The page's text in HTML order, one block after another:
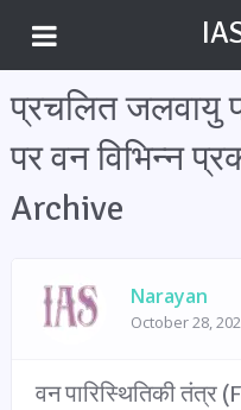
प्रचलित जलवायु
पर वन विभिन्न
Archive
Narayan
October 28,
वन पारिस्थितिकी तंत्र